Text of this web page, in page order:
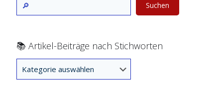
Suchen
📚 Artikel-Beiträge nach Stichworten